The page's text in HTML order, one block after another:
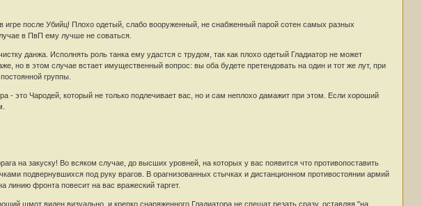
после Убийц! Плохо одетый, слабо вооруженный, не снабженный парой сотен самых разных
в ПвП ему лучше не соваться.
данжа. Исполнять роль танка ему удастся с трудом, так как плохо одетый Гладиатор не может
но в этом случае встает имущественный вопрос: вы оба будете претендовать на один и тот же лут, при
группы.
- это Чародей, который не только подлечивает вас, но и сам неплохо дамажит при этом. Если хороший
на закуску! Во всяком случае, до высших уровней, на которых у вас появится что противопоставить
подвернувшихся под руку врагов. В орагнизованных стычках и дистанционном противостоянии армий
линию фронта повесит на вас вражеский таргет.
шмот виден визуально, и крепко снаряженного Гладиатора не спешат резать сразу, оставляя "на